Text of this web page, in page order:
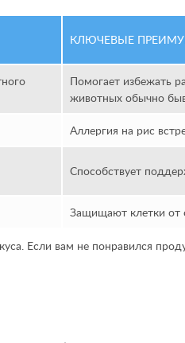
КЛЮЧЕВЫЕ
Помогает избежать
животных обычно
Аллергия на рис
Способствует
Защищают клетки от
Если вам не понравился